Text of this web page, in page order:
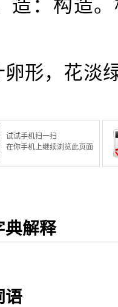
：构造
形，花淡
试试手机扫一扫
在你手机上继续浏览此页面
典解释
语